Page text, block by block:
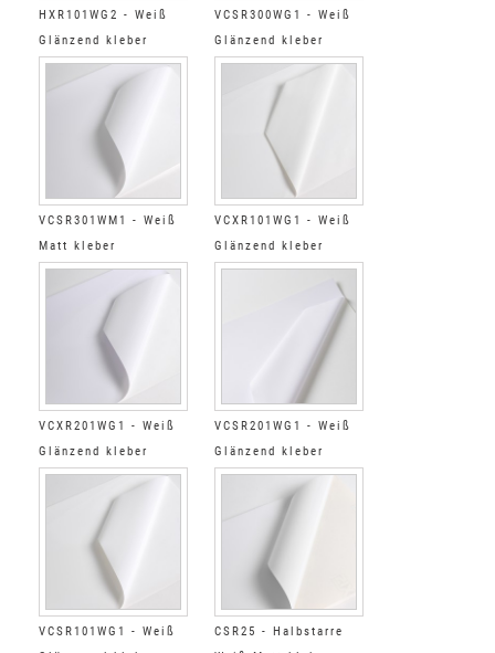
HXR101WG2 - Weiß
Glänzend kleber
permanent verstärkt
VCSR300WG1 - Weiß
Glänzend kleber
permanent super
verstärkt grau
VCSR301WM1 - Weiß
Matt kleber
permanent super
verstärkt farblos
VCXR101WG1 - Weiß
Glänzend kleber
permanent extra
VCXR201WG1 - Weiß
Glänzend kleber
permanent extra
verstärkt farblos
VCSR201WG1 - Weiß
Glänzend kleber
permanent super
verstärkt farblos
VCSR101WG1 - Weiß
CSR25 - Halbstarre